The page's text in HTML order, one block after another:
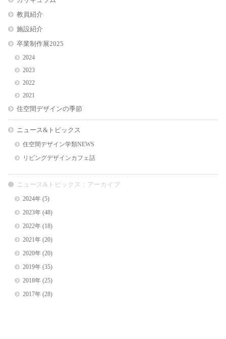
教員紹介
施設紹介
卒業制作展2025
2024
2023
2022
2021
住空間デザインの季節
ニュース&トピックス
住空間デザイン学類NEWS
リビングデザインカフェ話
ニュース&トピックス：アーカイブ
2024年(5)
2023年(48)
2022年(18)
2021年(20)
2020年(20)
2019年(35)
2018年(25)
2017年(28)